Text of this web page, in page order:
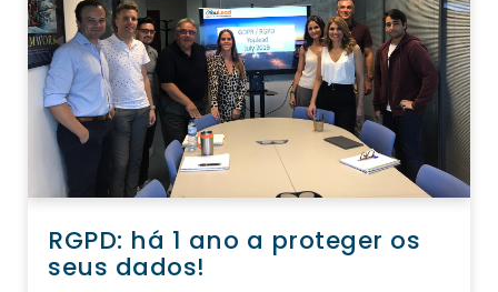
RGPD: há 1 ano a proteger os
seus dados!